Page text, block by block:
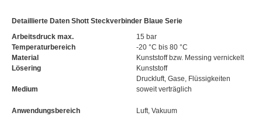
Detaillierte Daten Shott Steckverbinder Blaue Serie
Arbeitsdruck max.
15 bar
Temperaturbereich
-20 °C bis 80 °C
Material
Kunststoff bzw. Messing vernickelt
Lösering
Kunststoff
Medium
Druckluft, Gase, Flüssigkeiten
soweit verträglich
Anwendungsbereich
Luft, Vakuum